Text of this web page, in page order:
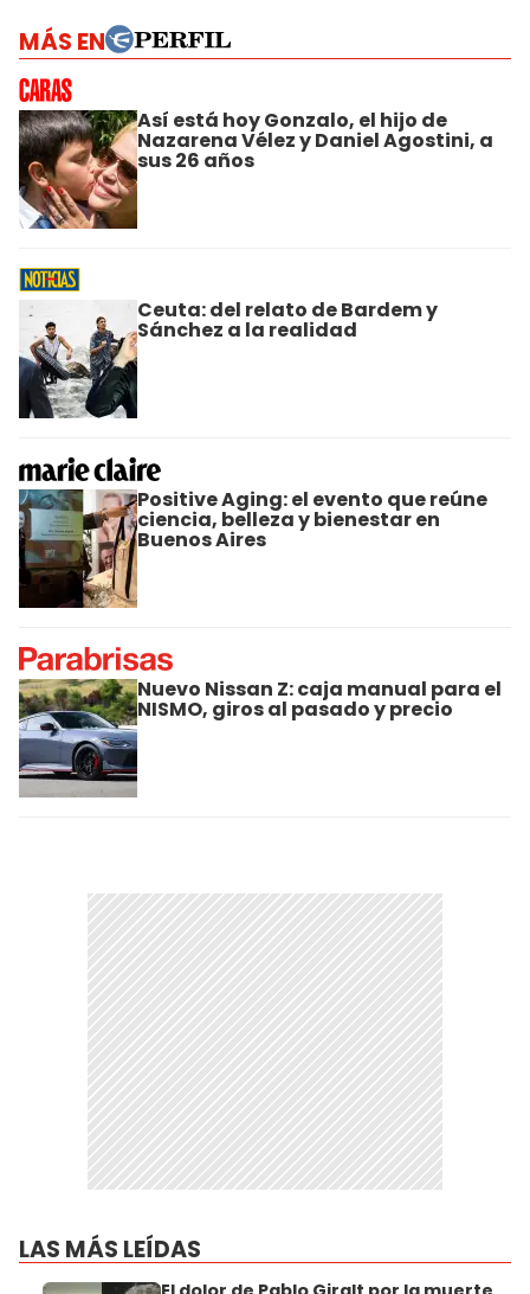
MÁS EN
Así está hoy Gonzalo, el hijo de
Nazarena Vélez y Daniel Agostini, a
sus 26 años
Ceuta: del relato de Bardem y
Sánchez a la realidad
Positive Aging: el evento que reúne
ciencia, belleza y bienestar en
Buenos Aires
Nuevo Nissan Z: caja manual para el
NISMO, giros al pasado y precio
LAS MÁS LEÍDAS